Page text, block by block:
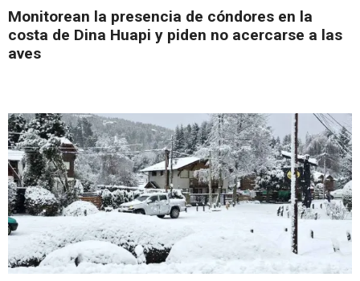
Monitorean la presencia de cóndores en la
costa de Dina Huapi y piden no acercarse a las
aves